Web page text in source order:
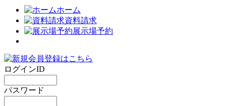
ホーム
資料請求
展示場予約
ログインID
パスワード